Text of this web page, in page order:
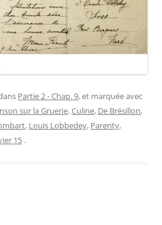
Partie 2 - Chap. 9, et marquée avec
sur la Gruerie,Culine, De Brésillon,
, Louis Lobbedey, Parenty,
15 .